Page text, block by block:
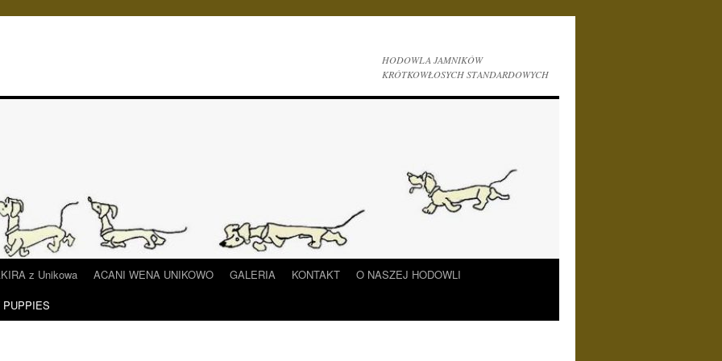
HODOWLA JAMNIKÓW
KRÓTKOWŁOSYCH STANDARDOWYCH
z Unikowa ACANI WENA UNIKOWO GALERIA KONTAKT
O NASZEJ HODOWLI